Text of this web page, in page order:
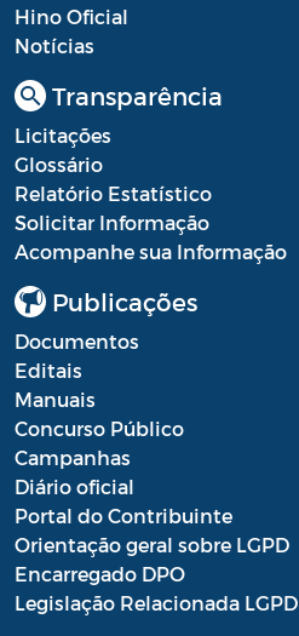
Hino Oficial
Notícias
Transparência
Licitações
Glossário
Relatório Estatístico
Solicitar Informação
Acompanhe sua Informação
Publicações
Documentos
Editais
Manuais
Concurso Público
Campanhas
Diário oficial
Portal do Contribuinte
Orientação geral sobre LGPD
Encarregado DPO
Legislação Relacionada LGPD